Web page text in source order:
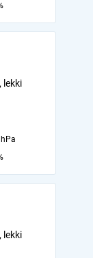
lekki
lekki